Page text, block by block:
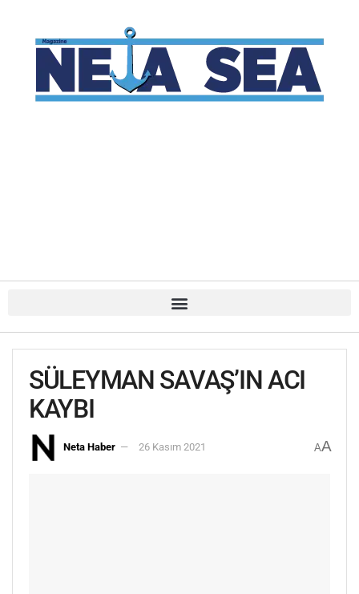
SÜLEYMAN SAVAŞ’IN ACI
KAYBI
Neta Haber 26 Kasım 2021 AA